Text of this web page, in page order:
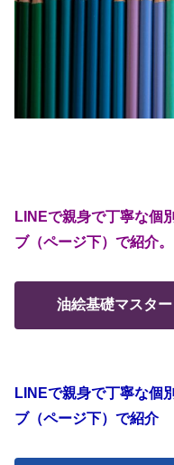
LINEで親身で丁寧な個
ブ（ページ下）で紹介。
油絵基礎マスタ
LINEで親身で丁寧な個
ブ（ページ下）で紹介